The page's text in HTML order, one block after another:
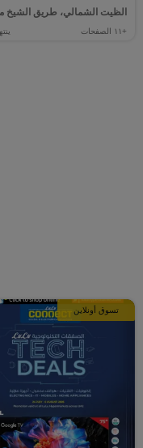
+١١ الصفحات
تسوق أونلاين